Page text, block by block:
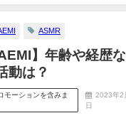
ASMR
】年齢や経歴
動は？
モーションを含みま
2023年2
日